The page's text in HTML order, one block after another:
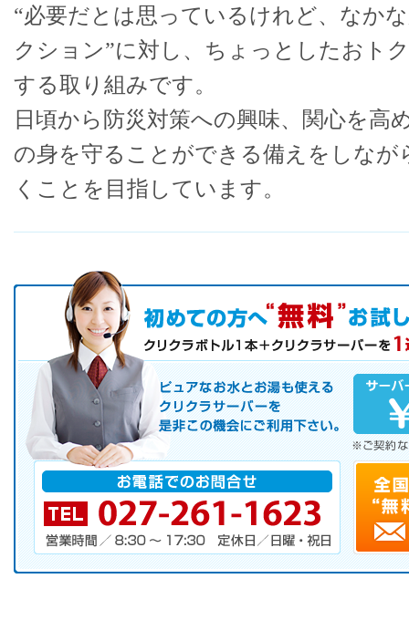
“必要だとは思っているけれど、なか
クション”に対し、ちょっとしたおト
する取り組みです。
日頃から防災対策への興味、関心を高
の身を守ることができる備えをしなが
くことを目指しています。
初めての方へ キャンペーン実施中！
お気軽にお申し込み下さい。
ピュアなお水とお湯も使えるクリクラサーバーを是非この機会にご
サーバレンタル
ご自宅まで配送
※ご契約なさらなくても結構です。
お電話でのお問合せ